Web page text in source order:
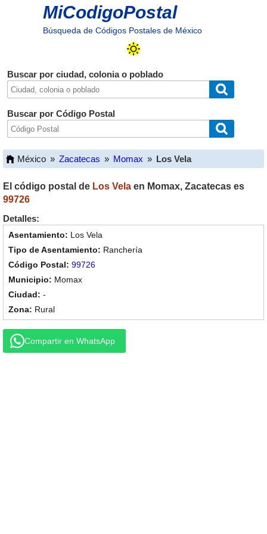
MiCodigoPostal
Búsqueda de Códigos Postales de México
Buscar por ciudad, colonia o poblado
Buscar por Código Postal
México » Zacatecas » Momax » Los Vela
El código postal de Los Vela en Momax, Zacatecas es
99726
Detalles:
Los Vela
Ranchería
99726
Momax
-
Rural
Compartir en WhatsApp